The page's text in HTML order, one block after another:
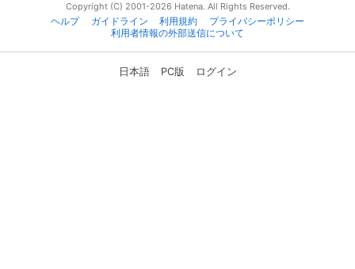
Copyright (C) 2001-2026 Hatena. All Rights Reserved.
ヘルプ
ガイドライン 利用規約
プライバシーポリシー
利用者情報の外部送信について
日本語 PC版 ログイン